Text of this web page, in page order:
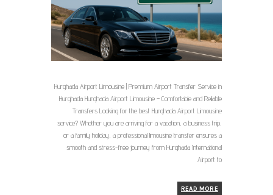
Hurghada Airport Limousine | Premium Airport Transfer Service in
Hurghada Hurghada Airport Limousine – Comfortable and Reliable
Transfers Looking for the best Hurghada Airport Limousine
service? Whether you are arriving for a vacation, a business trip,
or a family holiday, a professional limousine transfer ensures a
smooth and stress-free journey from Hurghada International
Airport to
READ MORE